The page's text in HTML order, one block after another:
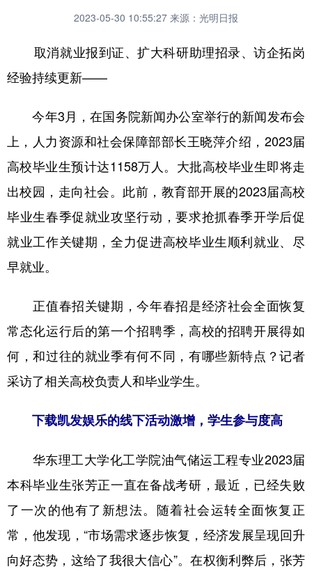
2023-05-30 10:55:27 来源：光明日报
取消就业报到证、扩大科研助理招录、访企拓岗
经验持续更新——
今年3月，在国务院新闻办公室举行的新闻发布会
上，人力资源和社会保障部部长王晓萍介绍，2023届
高校毕业生预计达1158万人。大批高校毕业生即将走
出校园，走向社会。此前，教育部开展的2023届高校
毕业生春季促就业攻坚行动，要求抢抓春季开学后促
就业工作关键期，全力促进高校毕业生顺利就业、尽
早就业。
正值春招关键期，今年春招是经济社会全面恢复
常态化运行后的第一个招聘季，高校的招聘开展得如
何，和过往的就业季有何不同，有哪些新特点？记者
采访了相关高校负责人和毕业学生。
下载凯发娱乐的线下活动激增，学生参与度高
华东理工大学化工学院油气储运工程专业2023届
本科毕业生张芳正一直在备战考研，最近，已经失败
了一次的他有了新想法。随着社会运转全面恢复正
常，他发现，“市场需求逐步恢复，经济发展呈现回升
向好态势，这给了我很大信心”。在权衡利弊后，张芳